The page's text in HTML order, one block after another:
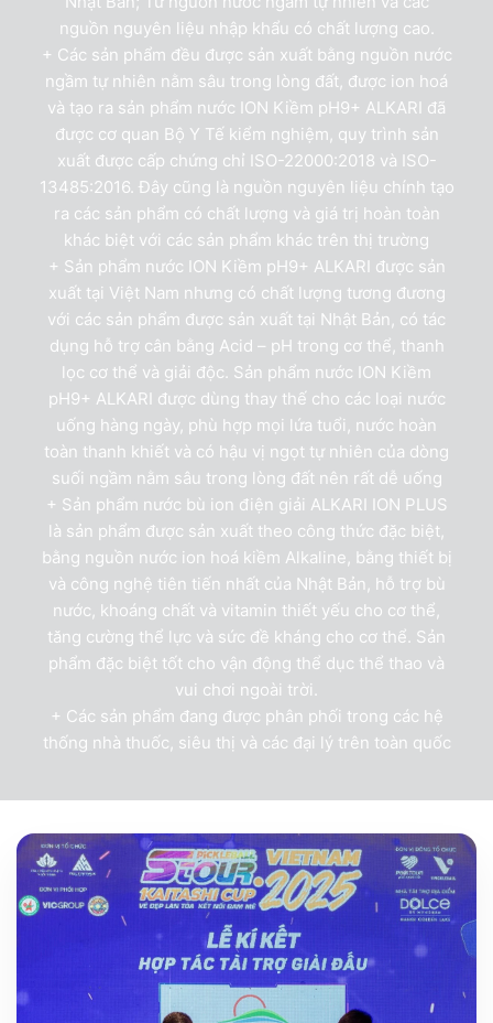
nguồn nguyên liệu nhập khẩu có chất lượng cao.
+ Các sản phẩm đều được sản xuất bằng nguồn nước
ngầm tự nhiên nằm sâu trong lòng đất, được ion hoá
và tạo ra sản phẩm nước ION Kiềm pH9+ ALKARI đã
được cơ quan Bộ Y Tế kiểm nghiệm, quy trình sản
xuất được cấp chứng chỉ ISO-22000:2018 và ISO-
13485:2016. Đây cũng là nguồn nguyên liệu chính tạo
ra các sản phẩm có chất lượng và giá trị hoàn toàn
khác biệt với các sản phẩm khác trên thị trường
+ Sản phẩm nước ION Kiềm pH9+ ALKARI được sản
xuất tại Việt Nam nhưng có chất lượng tương đương
với các sản phẩm được sản xuất tại Nhật Bản, có tác
dụng hỗ trợ cân bằng Acid – pH trong cơ thể, thanh
lọc cơ thể và giải độc. Sản phẩm nước ION Kiềm
pH9+ ALKARI được dùng thay thế cho các loại nước
uống hàng ngày, phù hợp mọi lứa tuổi, nước hoàn
toàn thanh khiết và có hậu vị ngọt tự nhiên của dòng
suối ngầm nằm sâu trong lòng đất nên rất dễ uống
+ Sản phẩm nước bù ion điện giải ALKARI ION PLUS
là sản phẩm được sản xuất theo công thức đặc biệt,
bằng nguồn nước ion hoá kiềm Alkaline, bằng thiết bị
và công nghệ tiên tiến nhất của Nhật Bản, hỗ trợ bù
nước, khoáng chất và vitamin thiết yếu cho cơ thể,
tăng cường thể lực và sức đề kháng cho cơ thể. Sản
phẩm đặc biệt tốt cho vận động thể dục thể thao và
vui chơi ngoài trời.
+ Các sản phẩm đang được phân phối trong các hệ
thống nhà thuốc, siêu thị và các đại lý trên toàn quốc